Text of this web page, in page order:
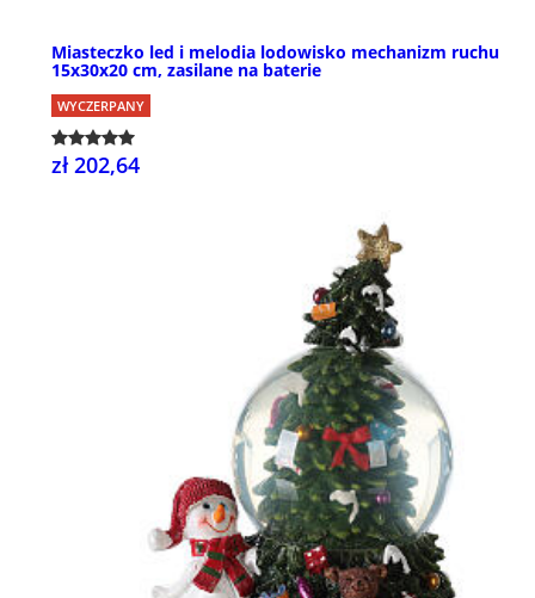
Miasteczko led i melodia lodowisko mechanizm ruchu
15x30x20 cm, zasilane na baterie
WYCZERPANY
zł 202,64